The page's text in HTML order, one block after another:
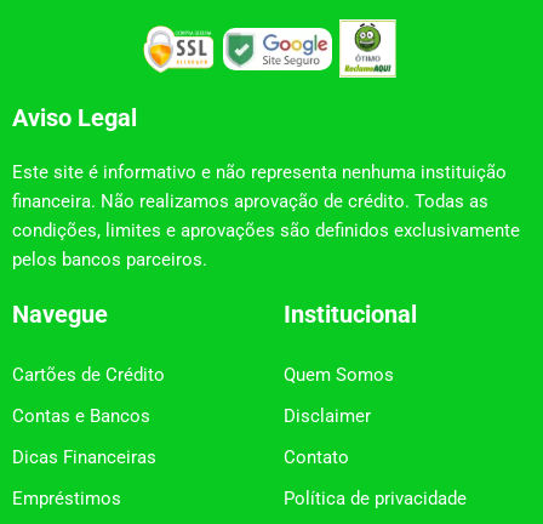
Aviso Legal
Este site é informativo e não representa nenhuma instituição
financeira. Não realizamos aprovação de crédito. Todas as
condições, limites e aprovações são definidos exclusivamente
pelos bancos parceiros.
Navegue
Cartões de Crédito
Contas e Bancos
Dicas Financeiras
Empréstimos
Institucional
Quem Somos
Disclaimer
Contato
Política de privacidade